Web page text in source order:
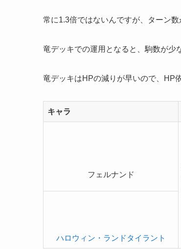
常に1.3倍ではないんですが、ターン
竜デッキでの運用となると、駒数が少
竜デッキはHPの減りが早いので、HP
キャラ
フェルナンド
ハロウィン・ランドタイラント